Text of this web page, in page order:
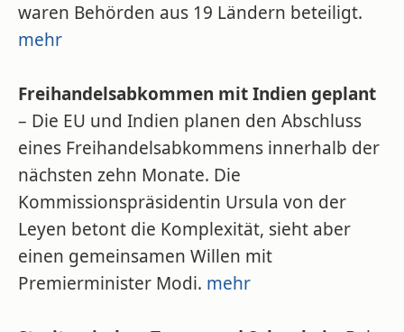
waren Behörden aus 19 Ländern beteiligt.
mehr
Freihandelsabkommen mit Indien geplant
– Die EU und Indien planen den Abschluss
eines Freihandelsabkommens innerhalb der
nächsten zehn Monate. Die
Kommissionspräsidentin Ursula von der
Leyen betont die Komplexität, sieht aber
einen gemeinsamen Willen mit
Premierminister Modi. mehr